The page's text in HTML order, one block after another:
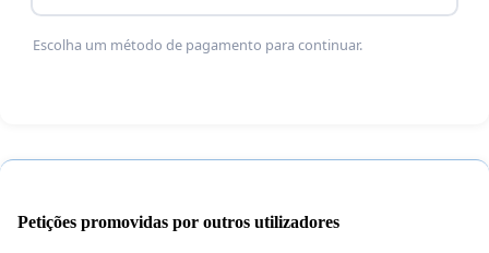
Escolha um método de pagamento para continuar.
Petições promovidas por outros utilizadores